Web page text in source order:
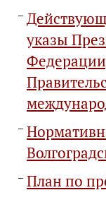
указы
План по